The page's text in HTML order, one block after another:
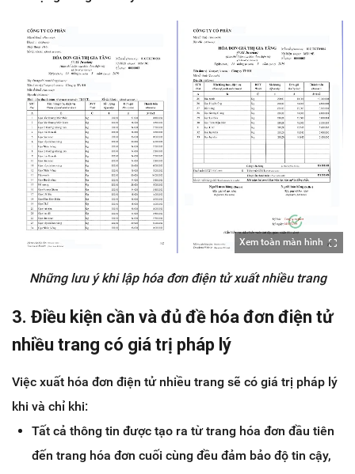
Xem toàn màn hình
Những lưu ý khi lập hóa đơn điện tử xuất nhiều trang
3. Điều kiện cần và đủ đề hóa đơn điện tử
nhiều trang có giá trị pháp lý
Việc xuất hóa đơn điện tử nhiều trang sẽ có giá trị pháp lý
khi và chỉ khi:
Tất cả thông tin được tạo ra từ trang hóa đơn đầu tiên
đến trang hóa đơn cuối cùng đều đảm bảo độ tin cậy,